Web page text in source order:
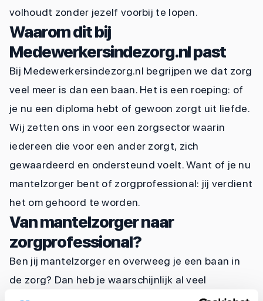
volhoudt zonder jezelf voorbij te lopen.
Waarom dit bij
Medewerkersindezorg.nl past
Bij Medewerkersindezorg.nl begrijpen we dat zorg
veel meer is dan een baan. Het is een roeping: of
je nu een diploma hebt of gewoon zorgt uit liefde.
Wij zetten ons in voor een zorgsector waarin
iedereen die voor een ander zorgt, zich
gewaardeerd en ondersteund voelt. Want of je nu
mantelzorger bent of zorgprofessional: jij verdient
het om gehoord te worden.
Van mantelzorger naar
zorgprofessional?
Ben jij mantelzorger en overweeg je een baan in
de zorg? Dan heb je waarschijnlijk al veel
waardevolle ervaring opgedaan. Bij